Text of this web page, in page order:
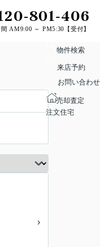
801-406
AM9:00 ～ PM5:30【受付】
物件検索
来店予約
お問い合わせ
売却査定
注文住宅